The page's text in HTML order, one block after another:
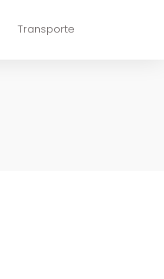
Transporte